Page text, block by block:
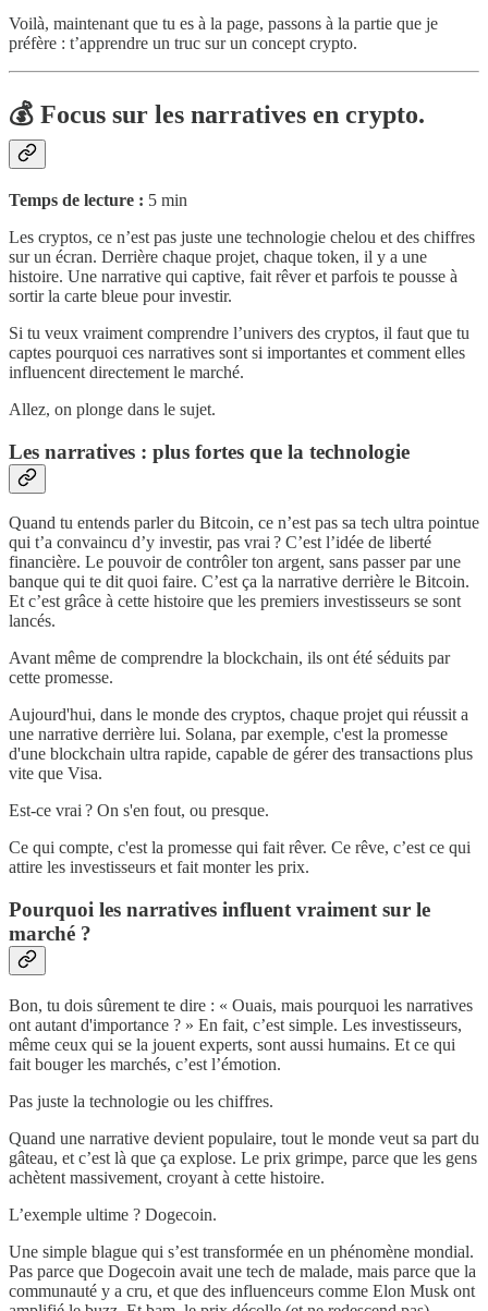
Voilà, maintenant que tu es à la page, passons à la partie que je
préfère : t’apprendre un truc sur un concept crypto.
💰 Focus sur les narratives en crypto.
Temps de lecture : 5 min
Les cryptos, ce n’est pas juste une technologie chelou et des chiffres
sur un écran. Derrière chaque projet, chaque token, il y a une
histoire. Une narrative qui captive, fait rêver et parfois te pousse à
sortir la carte bleue pour investir.
Si tu veux vraiment comprendre l’univers des cryptos, il faut que tu
captes pourquoi ces narratives sont si importantes et comment elles
influencent directement le marché.
Allez, on plonge dans le sujet.
Les narratives : plus fortes que la technologie
Quand tu entends parler du Bitcoin, ce n’est pas sa tech ultra pointue
qui t’a convaincu d’y investir, pas vrai ? C’est l’idée de liberté
financière. Le pouvoir de contrôler ton argent, sans passer par une
banque qui te dit quoi faire. C’est ça la narrative derrière le Bitcoin.
Et c’est grâce à cette histoire que les premiers investisseurs se sont
lancés.
Avant même de comprendre la blockchain, ils ont été séduits par
cette promesse.
Aujourd'hui, dans le monde des cryptos, chaque projet qui réussit a
une narrative derrière lui. Solana, par exemple, c'est la promesse
d'une blockchain ultra rapide, capable de gérer des transactions plus
vite que Visa.
Est-ce vrai ? On s'en fout, ou presque.
Ce qui compte, c'est la promesse qui fait rêver. Ce rêve, c’est ce qui
attire les investisseurs et fait monter les prix.
Pourquoi les narratives influent vraiment sur le
marché ?
Bon, tu dois sûrement te dire : « Ouais, mais pourquoi les narratives
ont autant d'importance ? » En fait, c’est simple. Les investisseurs,
même ceux qui se la jouent experts, sont aussi humains. Et ce qui
fait bouger les marchés, c’est l’émotion.
Pas juste la technologie ou les chiffres.
Quand une narrative devient populaire, tout le monde veut sa part du
gâteau, et c’est là que ça explose. Le prix grimpe, parce que les gens
achètent massivement, croyant à cette histoire.
L’exemple ultime ? Dogecoin.
Une simple blague qui s’est transformée en un phénomène mondial.
Pas parce que Dogecoin avait une tech de malade, mais parce que la
communauté y a cru, et que des influenceurs comme Elon Musk ont